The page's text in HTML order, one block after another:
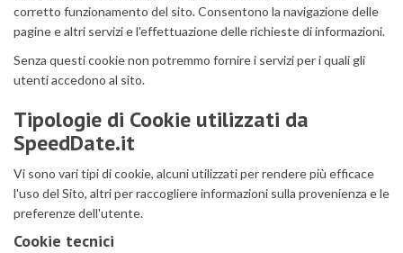
corretto funzionamento del sito. Consentono la navigazione delle
pagine e altri servizi e l'effettuazione delle richieste di informazioni.
Senza questi cookie non potremmo fornire i servizi per i quali gli
utenti accedono al sito.
Tipologie di Cookie utilizzati da
SpeedDate.it
Vi sono vari tipi di cookie, alcuni utilizzati per rendere più efficace
l'uso del Sito, altri per raccogliere informazioni sulla provenienza e le
preferenze dell'utente.
Cookie tecnici